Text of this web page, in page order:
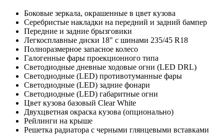
Боковые зеркала, окрашенные в цвет кузова
Серебристые накладки на передний и задний бампер
Передние и задние брызговики
Легкосплавные диски 18" с шинами 235/45 R18
Полноразмерное запасное колесо
Галогенные фары проекционного типа
Светодиодные дневные ходовые огни (LED DRL)
Светодиодные (LED) противотуманные фары
Светодиодные (LED) задние фонари
Светодиодные (LED) габаритные огни
Цвет кузова базовый Clear White
Двухцветная окраска кузова (опционально)
Рейлинги на крыше
Решетка радиатора с черными глянцевыми вставками